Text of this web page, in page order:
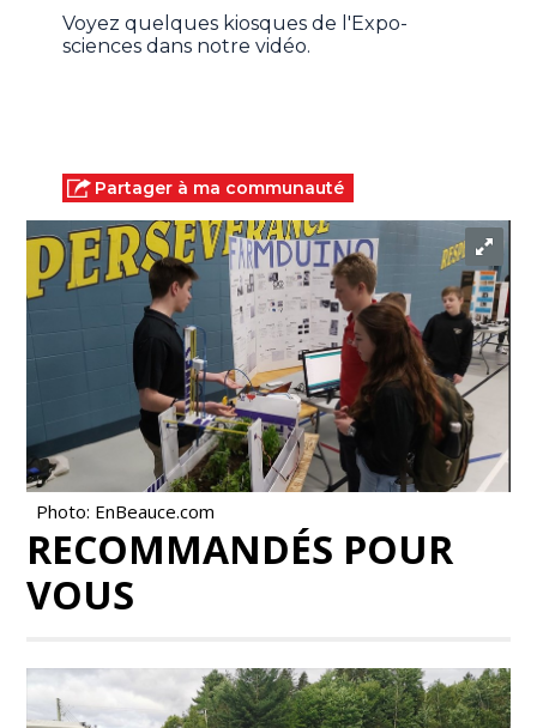
Voyez quelques kiosques de l'Expo-
sciences dans notre vidéo.
Partager à ma communauté
Photo: EnBeauce.com
RECOMMANDÉS POUR
VOUS